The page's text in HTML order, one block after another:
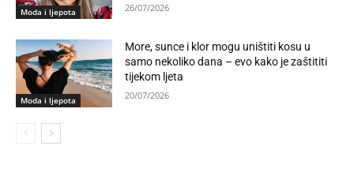
Moda i ljepota 26/07/2026
Moda i ljepota
More, sunce i klor mogu uništiti kosu u
samo nekoliko dana – evo kako je zaštititi
tijekom ljeta
20/07/2026